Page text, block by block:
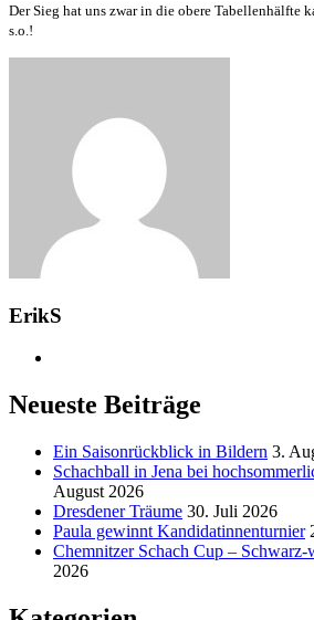
Der Sieg hat uns zwar in die obere Tabellenhälfte
s.o.!
ErikS
Neueste Beiträge
Ein Saisonrückblick in Bildern 3.
Schachball in Jena bei
August 2026
Dresdener Träume 30. Juli 2026
Paula gewinnt Kandidatinnenturnier
Chemnitzer Schach Cup –
2026